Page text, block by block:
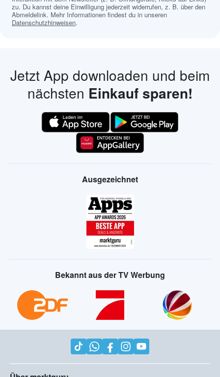
zu. Du kannst deine Einwilligung jederzeit widerrufen, z. B. über den
Abmeldelink. Mehr Informationen findest du in unseren
Datenschutzhinweisen.
Jetzt App downloaden und beim
nächsten Einkauf sparen!
Ausgezeichnet
Bekannt aus der TV Werbung